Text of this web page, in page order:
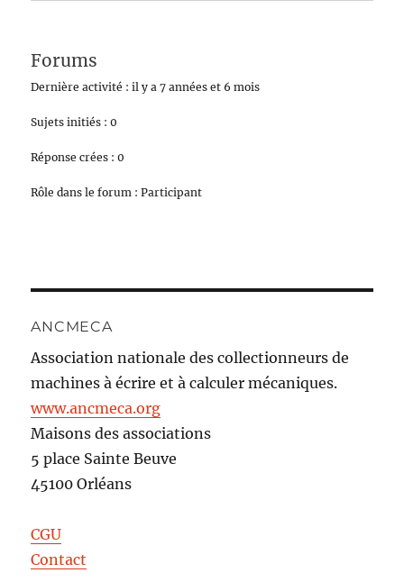
Forums
Dernière activité : il y a 7 années et 6 mois
Sujets initiés : 0
Réponse crées : 0
Rôle dans le forum : Participant
ANCMECA
Association nationale des collectionneurs de
machines à écrire et à calculer mécaniques.
www.ancmeca.org
Maisons des associations
5 place Sainte Beuve
45100 Orléans
CGU
Contact